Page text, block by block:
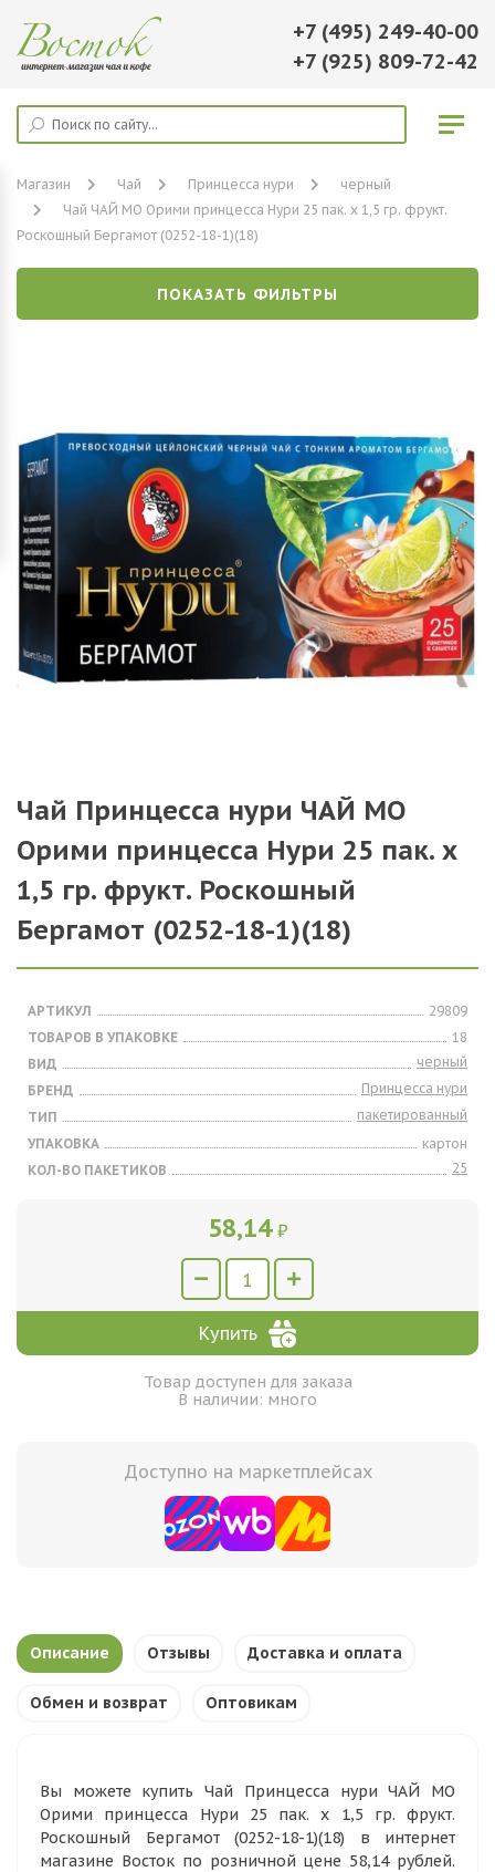
+7 (495) 249-40-00
+7 (925) 809-72-42
Магазин Чай Принцесса нури
черный
Чай ЧАЙ МО Орими принцесса Нури 25 пак. х 1,5 гр. фрукт.
Роскошный Бергамот (0252-18-1)(18)
ПОКАЗАТЬ ФИЛЬТРЫ
Чай Принцесса нури ЧАЙ МО
Орими принцесса Нури 25 пак. х
1,5 гр. фрукт. Роскошный
Бергамот (0252-18-1)(18)
АРТИКУЛ
29809
ТОВАРОВ В УПАКОВКЕ
18
ВИД
черный
БРЕНД
Принцесса нури
ТИП
пакетированный
УПАКОВКА
картон
КОЛ-ВО ПАКЕТИКОВ
25
58,14 ₽
Купить
Товар доступен для заказа
В наличии: много
Доступно на маркетплейсах
Описание Отзывы Доставка и оплата
Обмен и возврат Оптовикам
Вы можете купить Чай Принцесса нури ЧАЙ МО
Орими принцесса Нури 25 пак. х 1,5 гр. фрукт.
Роскошный Бергамот (0252-18-1)(18) в интернет
магазине Восток по розничной цене 58,14 рублей.